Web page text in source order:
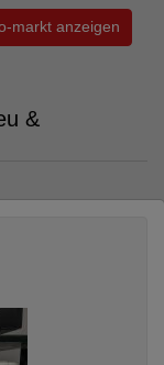
markt anzeigen
&